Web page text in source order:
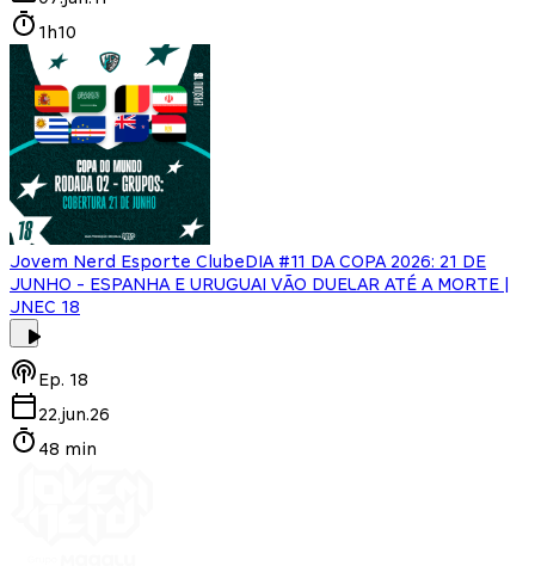
1h10
Jovem Nerd Esporte ClubeDIA #11 DA COPA 2026: 21 DE
JUNHO - ESPANHA E URUGUAI VÃO DUELAR ATÉ A MORTE |
JNEC 18
Ep. 18
22.jun.26
48 min